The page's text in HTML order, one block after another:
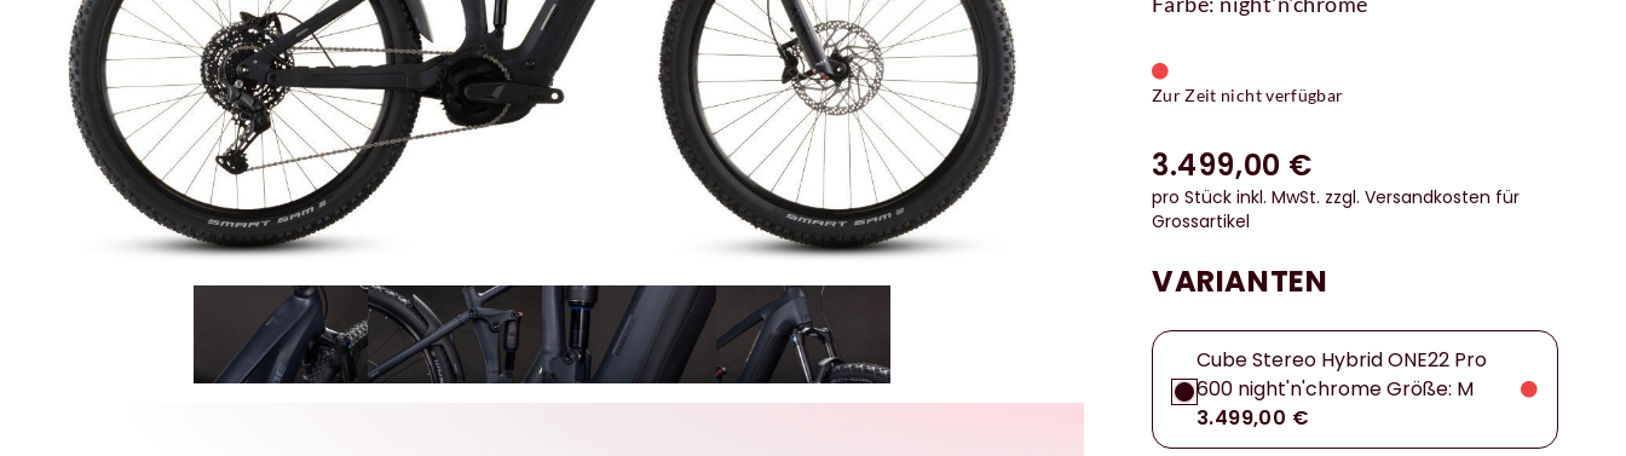
Zur Zeit nicht verfügbar
3.499,00 €
pro Stück inkl. MwSt. zzgl. Versandkosten für
Grossartikel
VARIANTEN
Cube Stereo Hybrid ONE22 Pro
600 night'n'chrome Größe: M
3.499,00 €